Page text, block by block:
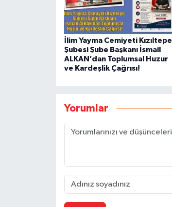
İlim Yayma Cemiyeti Kızıltepe
Şubesi Şube Başkanı İsmail
ALKAN’dan Toplumsal Huzur
ve Kardeşlik Çağrısı!
Yorumlar